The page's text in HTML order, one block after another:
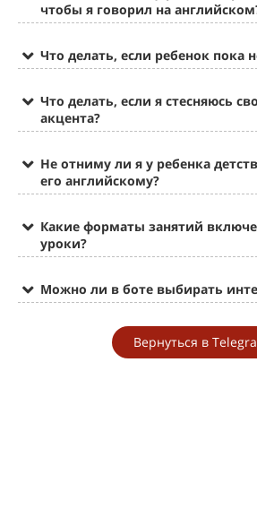
чтобы я говорил на
Что делать, если ребенок пока
Что делать, если я стесняюсь
акцента?
Не отниму ли я у ребенка
его английскому?
Какие форматы занятий
уроки?
Можно ли в боте выбирать
Вернуться в